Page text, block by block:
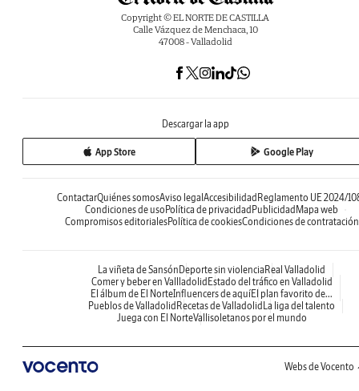
Copyright © EL NORTE DE CASTILLA
Calle Vázquez de Menchaca, 10
47008 - Valladolid
Descargar la app
App Store Google Play
ContactarQuiénes somosAviso legal Accesibilidad Reglamento UE 2024/
Condiciones de uso Política de privacidad Publicidad Mapa web
Compromisos editorialesPolítica de cookiesCondiciones de contratación
La viñeta de Sansón Deporte sin violencia Real Valladolid
Comer y beber en Vallladolid Estado del tráfico en Valladolid
El álbum de El NorteInfluencers de aquíEl plan favorito de...
Pueblos de Valladolid Recetas de Valladolid La liga del talento
Juega con El NorteVallisoletanos por el mundo
Webs de Vocento